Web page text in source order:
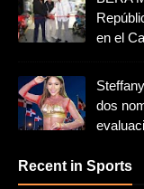
en el
dos
Recent in Sports